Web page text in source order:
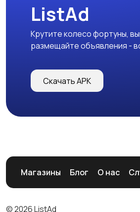
ListAd
Крутите колесо фортуны,
размещайте объявления -
Скачать APK
Магазины Блог О нас
© 2026 ListAd